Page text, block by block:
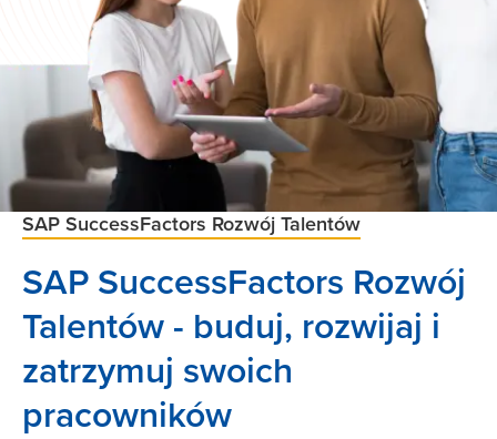
SAP SuccessFactors Rozwój Talentów
SAP SuccessFactors Rozwój
Talentów - buduj, rozwijaj i
zatrzymuj swoich
pracowników